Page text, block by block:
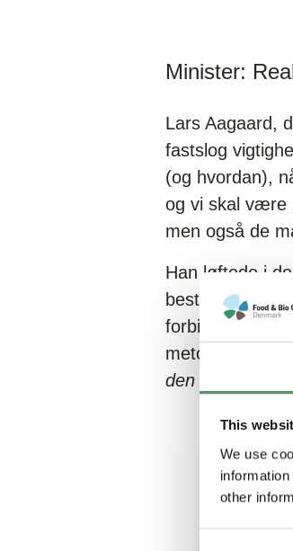
This
We use
other
Minister:
Lars Aagaard,
fastslog
(og hvordan),
og vi skal være
men også de
Han løftede i
bestå af de
forbindelse
metodisk, step-
den er